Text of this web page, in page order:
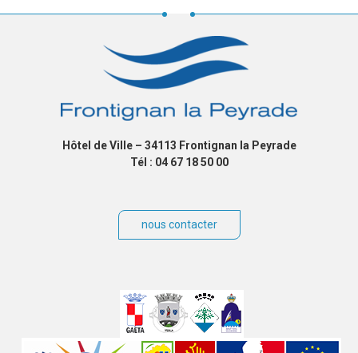
Hôtel de Ville – 34113 Frontignan la Peyrade
Tél : 04 67 18 50 00
nous contacter